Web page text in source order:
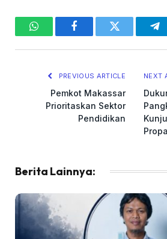
WhatsAppFacebookTwitter
PREVIOUS ARTICLE
Pemkot Makassar
Prioritaskan Sektor
Pendidikan
NEXT
Berita Lainnya: